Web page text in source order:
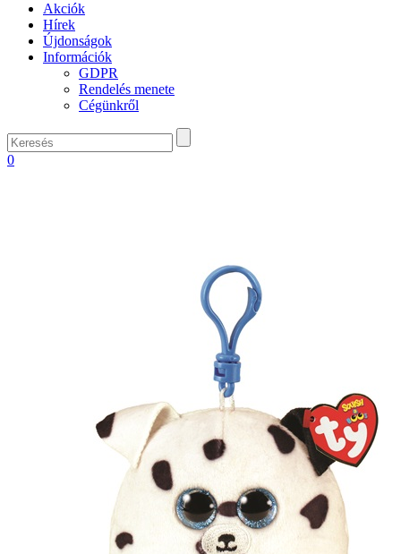
Akciók
Hírek
Újdonságok
Információk
GDPR
Rendelés menete
Cégünkről
0